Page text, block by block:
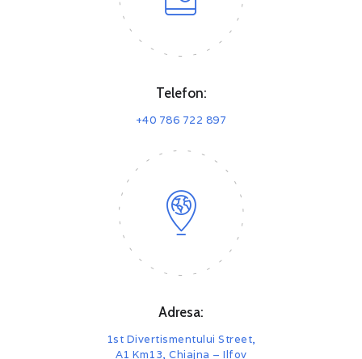
Telefon:
+40 786 722 897
Adresa:
1st Divertismentului Street,
A1 Km13, Chiajna – Ilfov